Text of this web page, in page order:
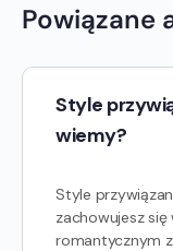
Powiązane
Style
wiemy?
Style
zachowujesz
romantycznym